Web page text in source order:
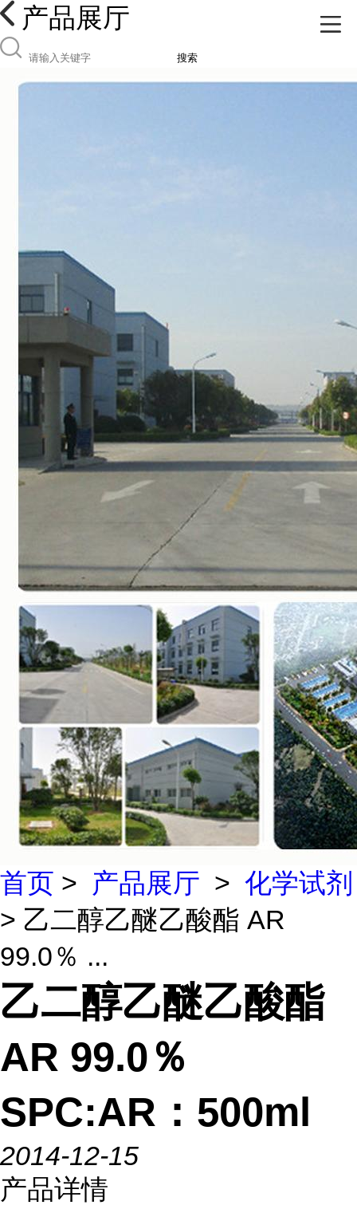
产品展厅
搜索
首页 > 产品展厅 > 化学试剂
> 乙二醇乙醚乙酸酯 AR
99.0％ ...
乙二醇乙醚乙酸酯
AR 99.0％
SPC:AR：500ml
2014-12-15
产品详情